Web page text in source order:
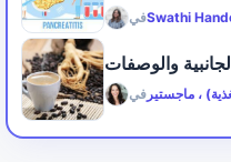
في
والوصفات
في